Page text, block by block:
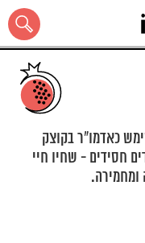
בפולין במאה ה-19. שימש כאדמו"ר בקוצק
חסידים - שחיו חיי
ומחמירה.